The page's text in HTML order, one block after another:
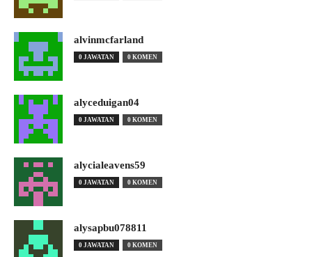
alvinmcfarland
0 JAWATAN 0 KOMEN
alyceduigan04
0 JAWATAN 0 KOMEN
alycialeavens59
0 JAWATAN 0 KOMEN
alysapbu078811
0 JAWATAN 0 KOMEN